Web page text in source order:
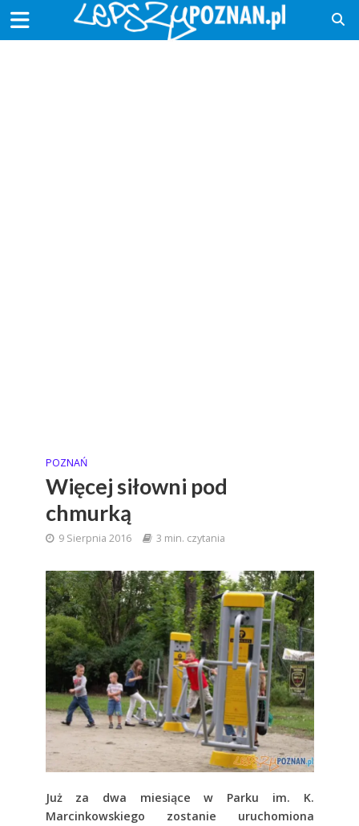
POZNAŃ
Więcej siłowni pod
chmurką
9 Sierpnia 2016 3 min. czytania
Już za dwa miesiące w Parku im. K.
Marcinkowskiego zostanie uruchomiona